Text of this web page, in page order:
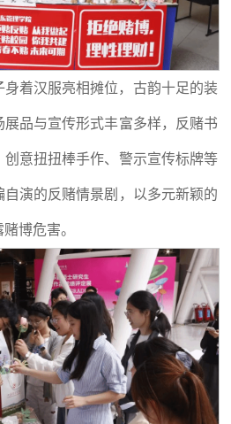
身着汉服亮相摊位，古韵十足的装
品与宣传形式丰富多样，反赌书
意扭扭棒手作、警示宣传标牌等
演的反赌情景剧，以多元新颖的
博危害。